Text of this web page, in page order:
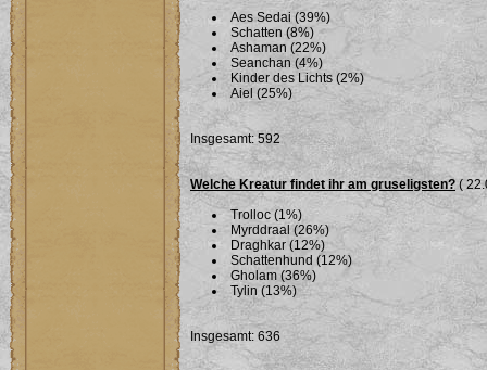
Aes Sedai (39%)
Schatten (8%)
Ashaman (22%)
Seanchan (4%)
Kinder des Lichts (2%)
Aiel (25%)
Insgesamt: 592
Welche Kreatur findet ihr am gruseligsten? (
Trolloc (1%)
Myrddraal (26%)
Draghkar (12%)
Schattenhund (12%)
Gholam (36%)
Tylin (13%)
Insgesamt: 636